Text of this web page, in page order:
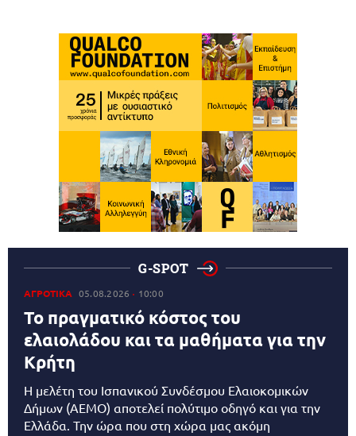
G-SPOT
ΑΓΡΟΤΙΚΑ 05.08.2026 10:00
Το πραγματικό κόστος του
ελαιολάδου και τα μαθήματα για την
Κρήτη
Η μελέτη του Ισπανικού Συνδέσμου Ελαιοκομικών
Δήμων (AEMO) αποτελεί πολύτιμο οδηγό και για την
Ελλάδα. Την ώρα που στη χώρα μας ακόμη